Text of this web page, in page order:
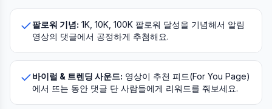
팔로워 기념: 1K, 10K, 100K 팔로워 달성을 기념해서 알림
영상의 댓글에서 공정하게 추첨해요.
바이럴 & 트렌딩 사운드: 영상이 추천 피드(For You Page)
에서 뜨는 동안 댓글 단 사람들에게 리워드를 줘보세요.